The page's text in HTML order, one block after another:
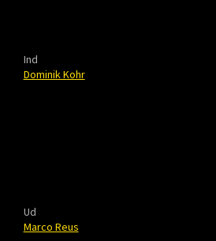
Ind
Dominik Kohr
Ud
Marco Reus